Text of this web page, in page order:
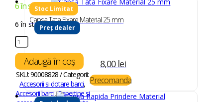
6 în stoc
6 în stoc
Cantitate
Baza
Demontabila
Fixare
Copertina
25
mm
Adaugă în coș
SKU:90008828 Categorii:
Accesorii si dotare barci,
Accesorii barci,Copertine si
Preț dealer
Capsa Tata Fixare Material 25 mm
8,00 lei
Precomanda